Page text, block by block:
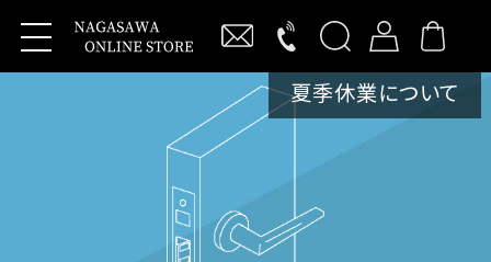
夏季休業について
製品・サービス